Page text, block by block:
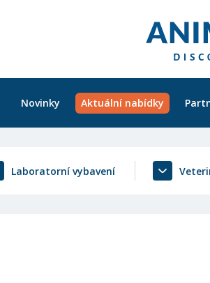
Novinky Aktuální nabídky
Laboratorní vybavení